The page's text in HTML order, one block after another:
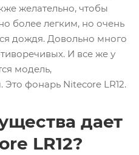
желательно, чтобы
более легким, но очень
дождя. Довольно много
И все же у
модель,
фонарь Nitecore LR12.
дает
LR12?